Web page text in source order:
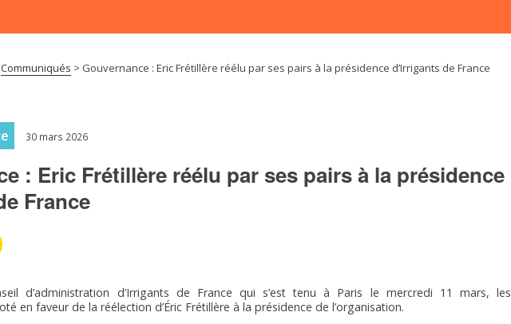
Communiqués > Gouvernance : Eric Frétillère réélu par ses pairs à la présidence d’Irrigants de France
30 mars 2026
: Eric Frétillère réélu par ses pairs à la présidence
France
d’administration d’Irrigants de France qui s’est tenu à Paris le mercredi 11 mars, les
en faveur de la réélection d’Éric Frétillère à la présidence de l’organisation.